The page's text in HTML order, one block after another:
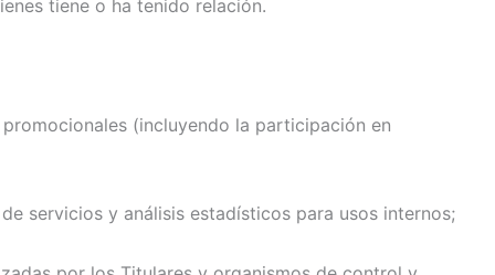
tiene o ha tenido relación.
(incluyendo la participación en
servicios y análisis estadísticos para usos internos;